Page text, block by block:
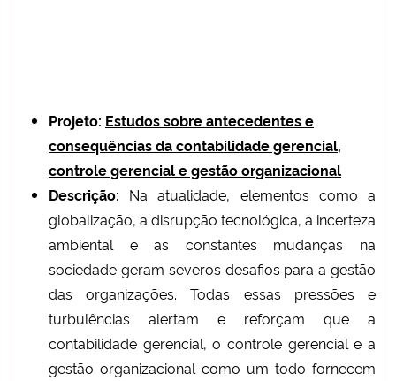
Projeto: Estudos sobre antecedentes e
consequências da contabilidade gerencial,
controle gerencial e gestão organizacional
Descrição: Na atualidade, elementos como a
globalização, a disrupção tecnológica, a incerteza
ambiental e as constantes mudanças na
sociedade geram severos desafios para a gestão
das organizações. Todas essas pressões e
turbulências alertam e reforçam que a
contabilidade gerencial, o controle gerencial e a
gestão organizacional como um todo fornecem